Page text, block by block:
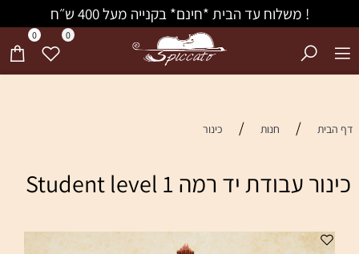
! משלוח עד הבית *חינם* בקנייה מעל 400 ש״ח
0 0
דף הבית / חנות / כינור
כינור עבודת יד רמה Student level 1